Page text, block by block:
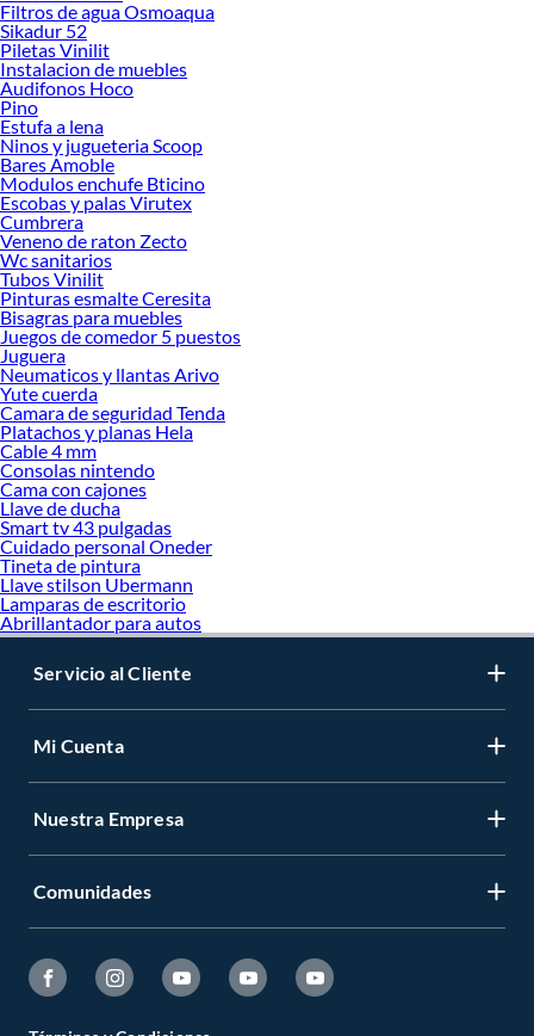
renovación de espacios. ¡Visítanos y descubre todo lo que tenemos para
ofrecerte!
Encuentra una amplia variedad de productos de Cercos en Sodimac. Encuentra
todo lo necesario para tus proyectos de renovación y decoración. ¡Visítanos y
haz tus ideas realidad!
Filtros de agua Osmoaqua
Sikadur 52
Piletas Vinilit
Instalacion de muebles
Audifonos Hoco
Pino
Estufa a lena
Ninos y jugueteria Scoop
Bares Amoble
Modulos enchufe Bticino
Escobas y palas Virutex
Cumbrera
Veneno de raton Zecto
Wc sanitarios
Tubos Vinilit
Pinturas esmalte Ceresita
Bisagras para muebles
Juegos de comedor 5 puestos
Juguera
Neumaticos y llantas Arivo
Yute cuerda
Camara de seguridad Tenda
Platachos y planas Hela
Cable 4 mm
Consolas nintendo
Cama con cajones
Llave de ducha
Smart tv 43 pulgadas
Cuidado personal Oneder
Tineta de pintura
Llave stilson Ubermann
Lamparas de escritorio
Abrillantador para autos
Servicio al Cliente
Mi Cuenta
Nuestra Empresa
Comunidades